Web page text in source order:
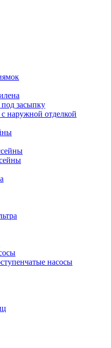
засыпку
наружной отделкой
насосы